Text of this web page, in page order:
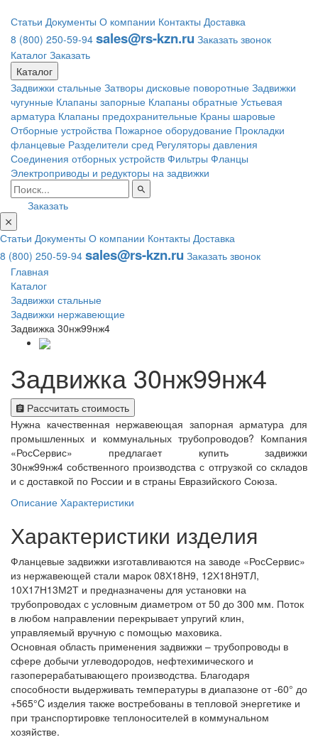
Статьи Документы О компании Контакты Доставка
8 (800) 250-59-94 sales@rs-kzn.ru Заказать звонок
Каталог Заказать
Каталог
Задвижки стальные Затворы дисковые поворотные Задвижки
чугунные Клапаны запорные Клапаны обратные Устьевая
арматура Клапаны предохранительные Краны шаровые
Отборные устройства Пожарное оборудование Прокладки
фланцевые Разделители сред Регуляторы давления
Соединения отборных устройств Фильтры Фланцы
Электроприводы и редукторы на задвижки
Заказать
Статьи Документы О компании Контакты Доставка
8 (800) 250-59-94 sales@rs-kzn.ru Заказать звонок
Главная
Каталог
Задвижки стальные
Задвижки нержавеющие
Задвижка 30нж99нж4
Задвижка 30нж99нж4
Рассчитать стоимость
Нужна качественная нержавеющая запорная арматура для
промышленных и коммунальных трубопроводов? Компания
«РосСервис» предлагает купить задвижки
30нж99нж4 собственного производства с отгрузкой со складов
и с доставкой по России и в страны Евразийского Союза.
Описание Характеристики
Характеристики изделия
Фланцевые задвижки изготавливаются на заводе «РосСервис»
из нержавеющей стали марок 08Х18Н9, 12Х18Н9ТЛ,
10Х17Н13М2Т и предназначены для установки на
трубопроводах с условным диаметром от 50 до 300 мм. Поток
в любом направлении перекрывает упругий клин,
управляемый вручную с помощью маховика.
Основная область применения задвижки – трубопроводы в
сфере добычи углеводородов, нефтехимического и
газоперерабатывающего производства. Благодаря
способности выдерживать температуры в диапазоне от -60° до
+565°C изделия также востребованы в тепловой энергетике и
при транспортировке теплоносителей в коммунальном
хозяйстве.